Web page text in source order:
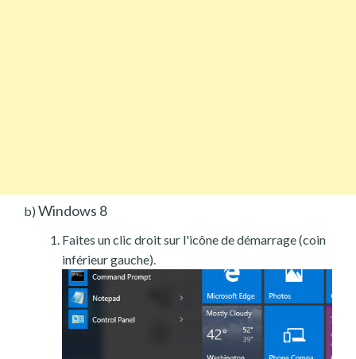
b) Windows 8
Faites un clic droit sur l'icône de démarrage (coin
inférieur gauche).